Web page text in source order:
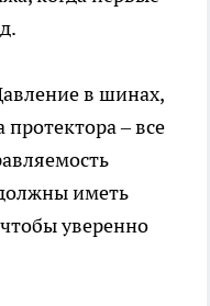
в шинах,
протектора – все
иметь
уверенно